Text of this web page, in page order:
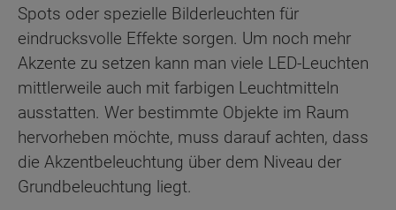
Spots oder spezielle Bilderleuchten für
eindrucksvolle Effekte sorgen. Um noch mehr
Akzente zu setzen kann man viele LED-Leuchten
mittlerweile auch mit farbigen Leuchtmitteln
ausstatten. Wer bestimmte Objekte im Raum
hervorheben möchte, muss darauf achten, dass
die Akzentbeleuchtung über dem Niveau der
Grundbeleuchtung liegt.